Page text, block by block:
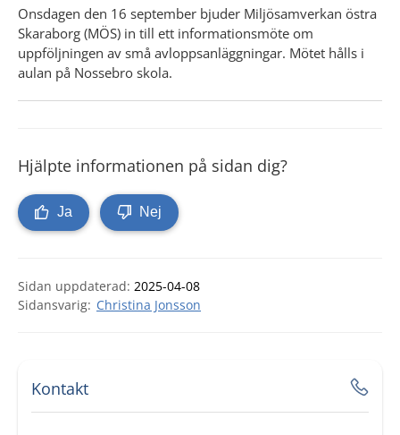
Onsdagen den 16 september bjuder Miljösamverkan östra
Skaraborg (MÖS) in till ett informationsmöte om
uppföljningen av små avloppsanläggningar. Mötet hålls i
aulan på Nossebro skola.
Hjälpte informationen på sidan dig?
Ja Nej
Sidan uppdaterad: 2025-04-08
Christina Jonsson
Kontakt